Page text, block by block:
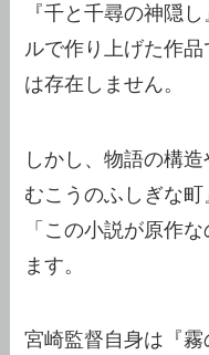
『千と千尋の神隠
ルで作り上げた作
は存在しません。
しかし、物語の構
むこうのふしぎな
「この小説が原作
ます。
宮崎監督自身は『